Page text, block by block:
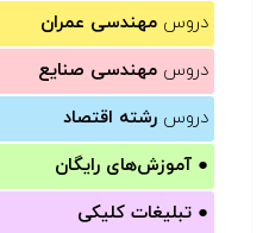
دروس مهندسی عمران
دروس مهندسی صنایع
دروس رشته اقتصاد
● آموزش‌های رایگان
● تبلیغات کلیکی